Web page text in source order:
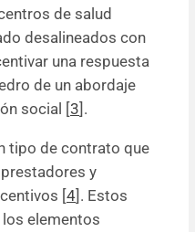
de salud
desalineados con
una respuesta
de un abordaje
social [3].
tipo de contrato que
y
[4]. Estos
elementos